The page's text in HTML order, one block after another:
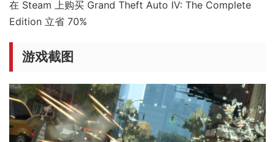
在 Steam 上购买 Grand Theft Auto IV: The Complete
Edition 立省 70%
游戏截图